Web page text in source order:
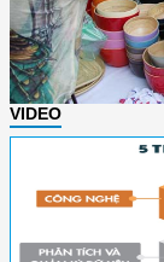
VIDEO